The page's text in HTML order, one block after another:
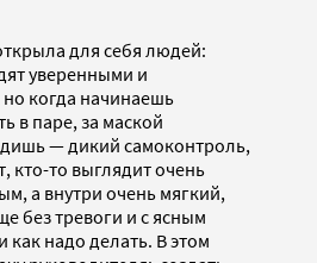
для себя людей:
уверенными и
когда начинаешь
в паре, за маской
— дикий самоконтроль,
кто-то выглядит очень
а внутри очень мягкий,
без тревоги и с ясным
как надо делать. В этом